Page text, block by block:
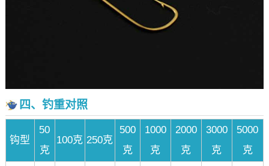
四、钓重对照
钩型
50
克
100克 250克
500
克
1000
克
2000
克
3000
克
5000
克